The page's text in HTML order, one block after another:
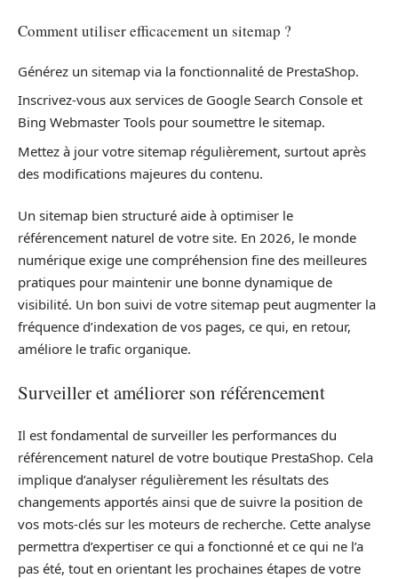
Comment utiliser efficacement un sitemap ?
Générez un sitemap via la fonctionnalité de PrestaShop.
Inscrivez-vous aux services de Google Search Console et
Bing Webmaster Tools pour soumettre le sitemap.
Mettez à jour votre sitemap régulièrement, surtout après
des modifications majeures du contenu.
Un sitemap bien structuré aide à optimiser le
référencement naturel de votre site. En 2026, le monde
numérique exige une compréhension fine des meilleures
pratiques pour maintenir une bonne dynamique de
visibilité. Un bon suivi de votre sitemap peut augmenter la
fréquence d’indexation de vos pages, ce qui, en retour,
améliore le trafic organique.
Surveiller et améliorer son référencement
Il est fondamental de surveiller les performances du
référencement naturel de votre boutique PrestaShop. Cela
implique d’analyser régulièrement les résultats des
changements apportés ainsi que de suivre la position de
vos mots-clés sur les moteurs de recherche. Cette analyse
permettra d’expertiser ce qui a fonctionné et ce qui ne l’a
pas été, tout en orientant les prochaines étapes de votre